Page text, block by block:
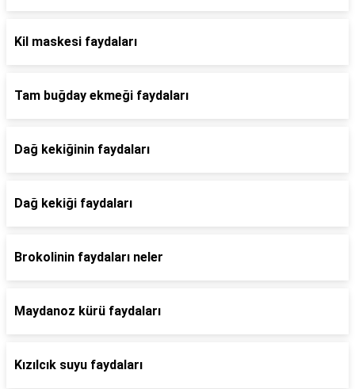
Kil maskesi faydaları
Tam buğday ekmeği faydaları
Dağ kekiğinin faydaları
Dağ kekiği faydaları
Brokolinin faydaları neler
Maydanoz kürü faydaları
Kızılcık suyu faydaları